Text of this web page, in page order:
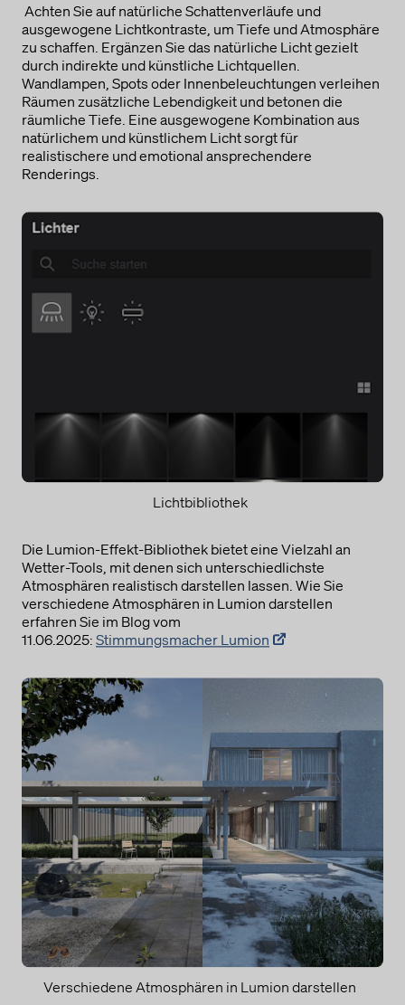
Achten Sie auf natürliche Schattenverläufe und
ausgewogene Lichtkontraste, um Tiefe und Atmosphäre
zu schaffen. Ergänzen Sie das natürliche Licht gezielt
durch indirekte und künstliche Lichtquellen.
Wandlampen, Spots oder Innenbeleuchtungen verleihen
Räumen zusätzliche Lebendigkeit und betonen die
räumliche Tiefe. Eine ausgewogene Kombination aus
natürlichem und künstlichem Licht sorgt für
realistischere und emotional ansprechendere
Renderings.
Lichtbibliothek
Die Lumion-Effekt-Bibliothek bietet eine Vielzahl an
Wetter-Tools, mit denen sich unterschiedlichste
Atmosphären realistisch darstellen lassen. Wie Sie
verschiedene Atmosphären in Lumion darstellen
erfahren Sie im Blog vom
11.06.2025: Stimmungsmacher Lumion
Verschiedene Atmosphären in Lumion darstellen